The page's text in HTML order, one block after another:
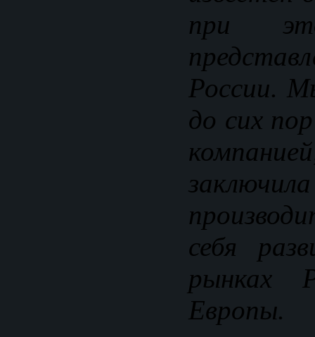
при
России.
до сих
себя
рынках
Европы.